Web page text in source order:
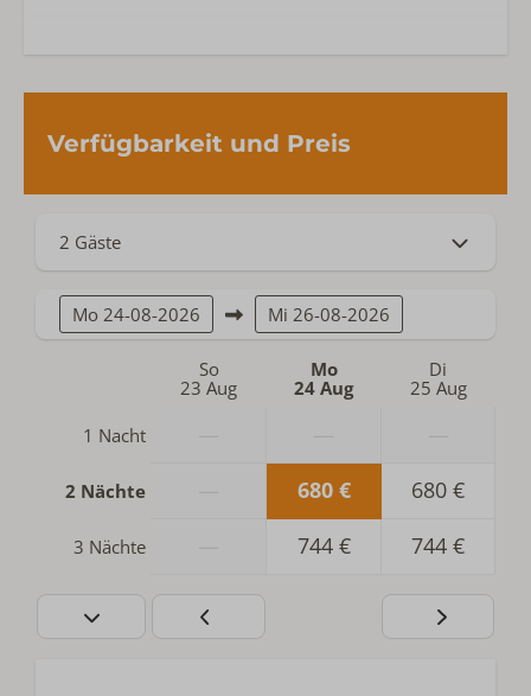
Verfügbarkeit und Preis
2 Gäste
Mo 24-08-2026 Mi 26-08-2026
So
23 Aug
Mo
24 Aug
Di
25 Aug
1 Nacht
2 Nächte 680 € 680 €
3 Nächte 744 € 744 €